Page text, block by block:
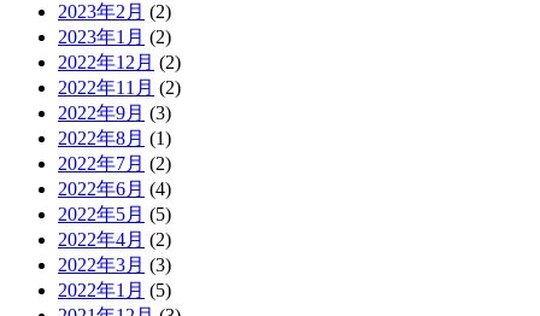
2023年2月 (2)
2023年1月 (2)
2022年12月 (2)
2022年11月 (2)
2022年9月 (3)
2022年8月 (1)
2022年7月 (2)
2022年6月 (4)
2022年5月 (5)
2022年4月 (2)
2022年3月 (3)
2022年1月 (5)